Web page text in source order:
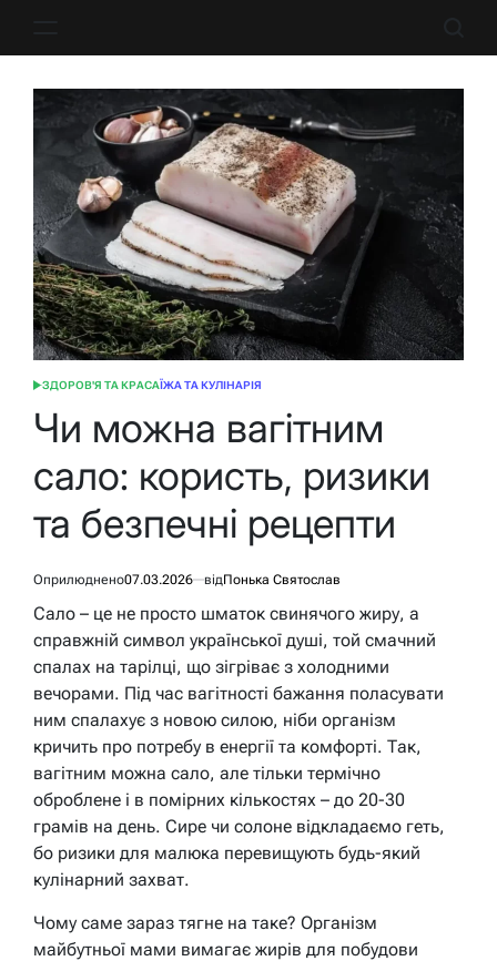
ОПУБЛІКУВАТИ
ЗДОРОВ'Я ТА КРАСАЇЖА ТА КУЛІНАРІЯ
Чи можна вагітним
сало: користь, ризики
та безпечні рецепти
Оприлюднено07.03.2026 відПонька Святослав
Сало – це не просто шматок свинячого жиру, а
справжній символ української душі, той смачний
спалах на тарілці, що зігріває з холодними
вечорами. Під час вагітності бажання поласувати
ним спалахує з новою силою, ніби організм
кричить про потребу в енергії та комфорті. Так,
вагітним можна сало, але тільки термічно
оброблене і в помірних кількостях – до 20-30
грамів на день. Сире чи солоне відкладаємо геть,
бо ризики для малюка перевищують будь-який
кулінарний захват.
Чому саме зараз тягне на таке? Організм
майбутньої мами вимагає жирів для побудови